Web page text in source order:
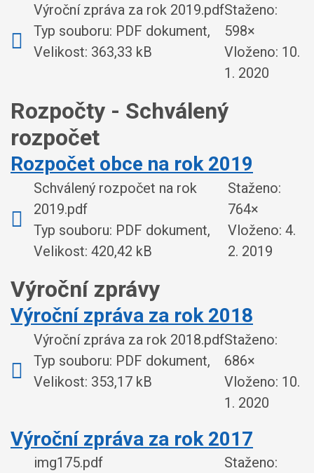
Výroční zpráva za rok 2019.pdf
Typ souboru: PDF dokument,
Velikost: 363,33 kB
Staženo:
598×
Vloženo: 10.
1. 2020
Rozpočty - Schválený
rozpočet
Rozpočet obce na rok 2019
Schválený rozpočet na rok
2019.pdf
Typ souboru: PDF dokument,
Velikost: 420,42 kB
Staženo:
764×
Vloženo:4.
2. 2019
Výroční zprávy
Výroční zpráva za rok 2018
Výroční zpráva za rok 2018.pdf
Typ souboru: PDF dokument,
Velikost: 353,17 kB
Staženo:
686×
Vloženo: 10.
1. 2020
Výroční zpráva za rok 2017
img175.pdf
Staženo: